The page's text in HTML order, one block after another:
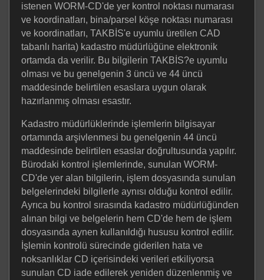
istenen WORM-CD'de yer kontrol noktası numarası
ve koordinatları, bina/parsel köşe noktası numarası
ve koordinatları, TAKBİS'e uyumlu üretilen CAD
tabanlı harita) kadastro müdürlüğüne elektronik
ortamda da verilir. Bu bilgilerin TAKBİS?e uyumlu
olması ve bu genelgenin 3 üncü ve 44 üncü
maddesinde belirtilen esaslara uygun olarak
hazırlanmış olması esastır.
Kadastro müdürlüklerinde işlemlerin bilgisayar
ortamında arşivlenmesi bu genelgenin 44 üncü
maddesinde belirtilen esaslar doğrultusunda yapılır.
Bürodaki kontrol işlemlerinde, sunulan WORM-
CD'de yer alan bilgilerin, işlem dosyasında sunulan
belgelerindeki bilgilerle aynısı olduğu kontrol edilir.
Ayrıca bu kontrol sırasında kadastro müdürlüğünden
alınan bilgi ve belgelerin hem CD'de hem de işlem
dosyasında aynen kullanıldığı hususu kontrol edilir.
İşlemin kontrolü sürecinde giderilen hata ve
noksanlıklar CD içerisindeki verileri etkiliyorsa
sunulan CD iade edilerek yeniden düzenlenmiş ve